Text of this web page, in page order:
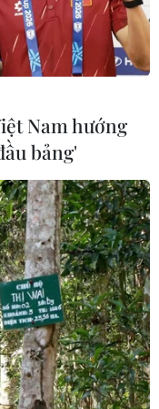
ngừng bắn
lượng Hezbollah
ngừng bắn toàn
Nam hướng
bảng'